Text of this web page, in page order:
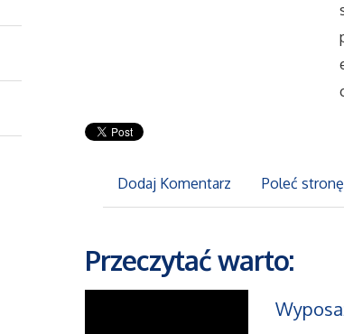
Dodaj Komentarz Poleć stronę
Przeczytać warto: